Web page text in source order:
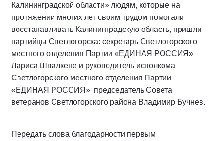
Калининградской области» людям, которые на
протяжении многих лет своим трудом помогали
восстанавливать Калининградскую область, пришли
партийцы Светлогорска: секретарь Светлогорского
местного отделения Партии «ЕДИНАЯ РОССИЯ»
Лариса Швалкене и руководитель исполкома
Светлогорского местного отделения Партии
«ЕДИНАЯ РОССИЯ», председатель Совета
ветеранов Светлогорского района Владимир Бучнев.
Передать слова благодарности первым